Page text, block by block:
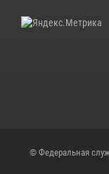
© Федеральная